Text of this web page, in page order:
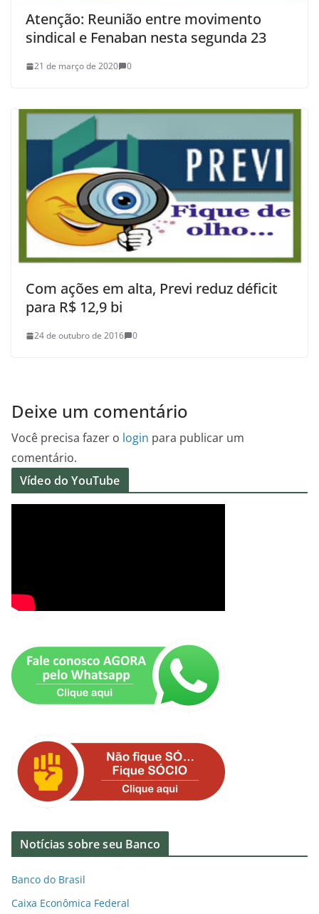
Atenção: Reunião entre movimento
sindical e Fenaban nesta segunda 23
21 de março de 2020 0
Com ações em alta, Previ reduz déficit
para R$ 12,9 bi
24 de outubro de 2016 0
Deixe um comentário
Você precisa fazer o login para publicar um
comentário.
Vídeo do YouTube
Notícias sobre seu Banco
Banco do Brasil
Caixa Econômica Federal